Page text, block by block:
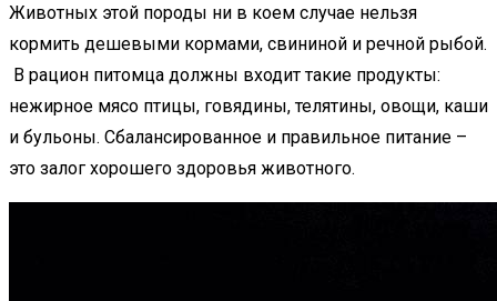
Животных этой породы ни в коем случае нельзя
кормить дешевыми кормами, свининой и речной рыбой.
В рацион питомца должны входит такие продукты:
нежирное мясо птицы, говядины, телятины, овощи, каши
и бульоны. Сбалансированное и правильное питание –
это залог хорошего здоровья животного.